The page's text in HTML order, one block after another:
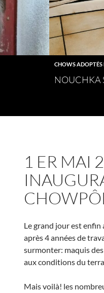
CHOWS ADOPTÉS
NOUCHKA
1 ER MAI
Le grand jour est
après 4 années de
surmonter: maquis
aux conditions du
Mais voilà! les